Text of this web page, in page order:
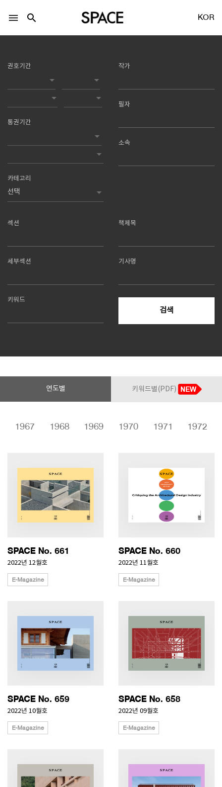
LOGIN
Facebook 로그인
공지사항
광고문의
menu search KOR
권호기간
통권기간
카테고리
작가
필자
소속
섹션
세부섹션
키워드
책제목
기사명
검색
연도별 키워드별(PDF)
1967 1968 1969 1970 1971 1972
SPACE No. 661
2022년 12월호
E-Magazine
SPACE No. 660
2022년 11월호
E-Magazine
SPACE No. 659
2022년 10월호
E-Magazine
SPACE No. 658
2022년 09월호
E-Magazine